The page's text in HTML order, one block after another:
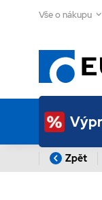
Vše o nákupu
Zpět